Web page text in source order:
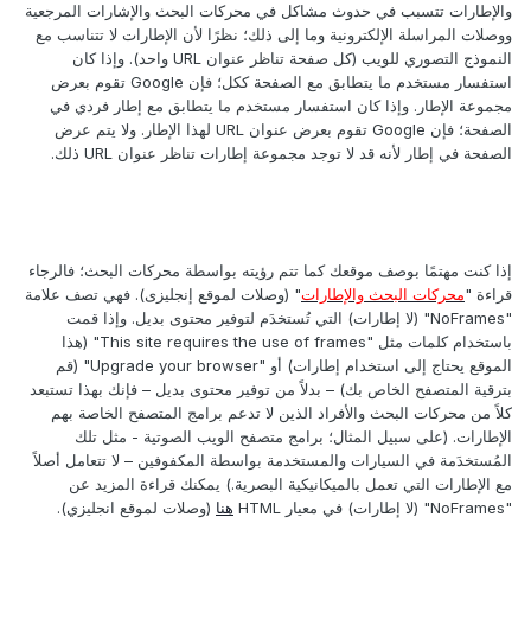
والإطارات تتسبب في حدوث مشاكل في محركات البحث والإشارات المرجعية
ووصلات المراسلة الإلكترونية وما إلى ذلك؛ نظرًا لأن الإطارات لا تتناسب مع
النموذج التصوري للويب (كل صفحة تناظر عنوان URL واحد). وإذا كان
استفسار مستخدم ما يتطابق مع الصفحة ككل؛ فإن Google تقوم بعرض
مجموعة الإطار. وإذا كان استفسار مستخدم ما يتطابق مع إطار فردي في
الصفحة؛ فإن Google تقوم بعرض عنوان URL لهذا الإطار. ولا يتم عرض
الصفحة في إطار لأنه قد لا توجد مجموعة إطارات تناظر عنوان URL ذلك.
إذا كنت مهتمًا بوصف موقعك كما تتم رؤيته بواسطة محركات البحث؛ فالرجاء
قراءة " محركات البحث والإطارات" (وصلات لموقع إنجليزى). فهي تصف علامة
"NoFrames" (لا إطارات) التي تُستخدَم لتوفير محتوى بديل. وإذا قمت
باستخدام كلمات مثل "This site requires the use of frames" (هذا
الموقع يحتاج إلى استخدام إطارات) أو "Upgrade your browser" (قم
بترقية المتصفح الخاص بك) – بدلاً من توفير محتوى بديل – فإنك بهذا تستبعد
كلاً من محركات البحث والأفراد الذين لا تدعم برامج المتصفح الخاصة بهم
الإطارات. (على سبيل المثال؛ برامج متصفح الويب الصوتية - مثل تلك
المُستخدَمة في السيارات والمستخدمة بواسطة المكفوفين – لا تتعامل أصلاً
مع الإطارات التي تعمل بالميكانيكية البصرية.) يمكنك قراءة المزيد عن
هنا(وصلات لموقع انجليزي).